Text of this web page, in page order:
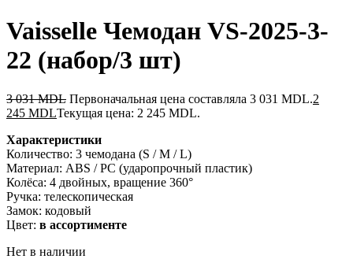
Vaisselle Чемодан VS-2025-3-
22 (набор/3 шт)
3 031MDL Первоначальная цена составляла 3 031 MDL.2
245 MDLТекущая цена: 2 245 MDL.
Характеристики
Количество: 3 чемодана (S / M / L)
Материал: ABS / PC (ударопрочный пластик)
Колёса: 4 двойных, вращение 360°
Ручка: телескопическая
Замок: кодовый
Цвет: в ассортименте
Нет в наличии